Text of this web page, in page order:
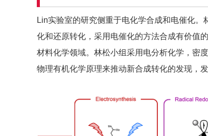
Lin实验室的研究侧重于电化学合成和电催化
化和还原转化，采用电催化的方法合成有价值
材料化学领域。林松小组采用电分析化学，密
物理有机化学原理来推动新合成转化的发现，发